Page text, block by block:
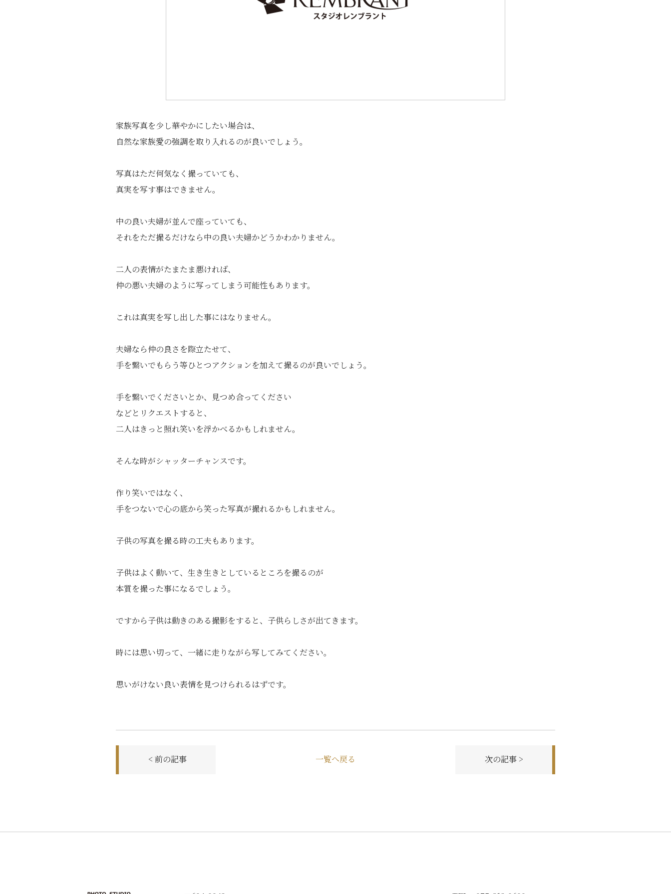
家族写真を少し華やかにしたい場合は、
自然な家族愛の強調を取り入れるのが良いでしょう。
写真はただ何気なく撮っていても、
真実を写す事はできません。
中の良い夫婦が並んで座っていても、
それをただ撮るだけなら中の良い夫婦かどうかわかりません。
二人の表情がたまたま悪ければ、
仲の悪い夫婦のように写ってしまう可能性もあります。
これは真実を写し出した事にはなりません。
夫婦なら仲の良さを際立たせて、
手を繋いでもらう等ひとつアクションを加えて撮るのが良いでしょう。
手を繋いでくださいとか、見つめ合ってください
などとリクエストすると、
二人はきっと照れ笑いを浮かべるかもしれません。
そんな時がシャッターチャンスです。
作り笑いではなく、
手をつないで心の底から笑った写真が撮れるかもしれません。
子供の写真を撮る時の工夫もあります。
子供はよく動いて、生き生きとしているところを撮るのが
本質を撮った事になるでしょう。
ですから子供は動きのある撮影をすると、子供らしさが出てきます。
時には思い切って、一緒に走りながら写してみてください。
思いがけない良い表情を見つけられるはずです。
の
リ
< 前の記事 次の記事 >
一覧へ戻る